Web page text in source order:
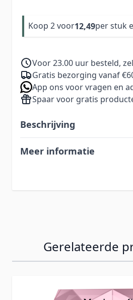
Koop 2 voor12,49per stuk
Voor 23.00 uur besteld,
Gratis bezorging vanaf
App ons voor vragen en
Spaar voor gratis
Beschrijving
Meer informatie
Gerelateerde